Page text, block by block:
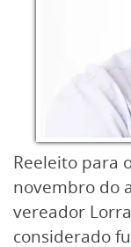
Reeleito para
novembro do
vereador
considerado